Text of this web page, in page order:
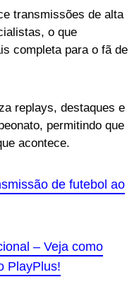
transmissões de alta
o que
completa para o fã de
replays, destaques e
permitindo que
acontece.
de futebol ao
– Veja como
PlayPlus!